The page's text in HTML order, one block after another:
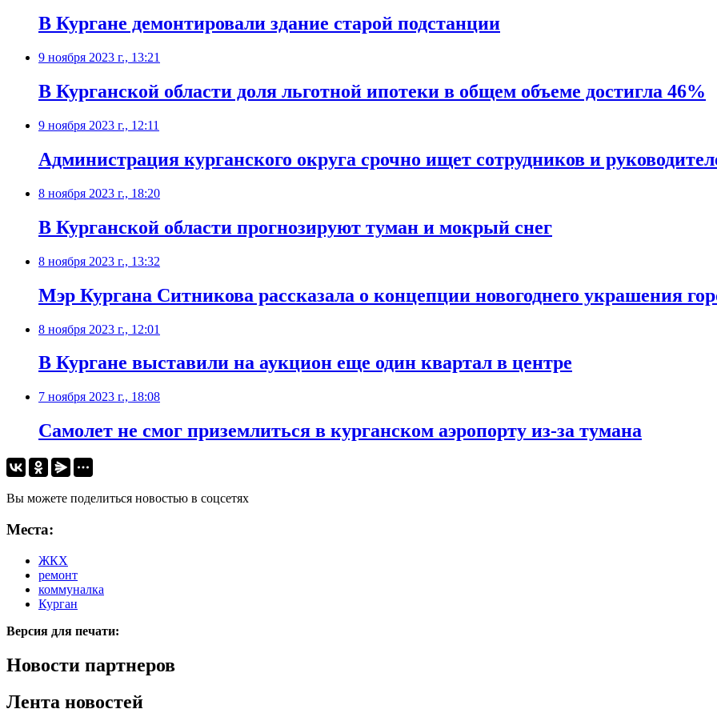
В Кургане демонтировали здание старой подстанции
9 ноября 2023 г., 13:21
В Курганской области доля льготной ипотеки в общем объеме достигла 46%
9 ноября 2023 г., 12:11
Администрация курганского округа срочно ищет сотрудников и
8 ноября 2023 г., 18:20
В Курганской области прогнозируют туман и мокрый снег
8 ноября 2023 г., 13:32
Мэр Кургана Ситникова рассказала о концепции новогоднего украшения
8 ноября 2023 г., 12:01
В Кургане выставили на аукцион еще один квартал в центре
7 ноября 2023 г., 18:08
Самолет не смог приземлиться в курганском аэропорту из-за тумана
Вы можете поделиться новостью в соцсетях
Места:
ЖКХ
ремонт
коммуналка
Курган
Версия для печати:
Новости партнеров
Лента новостей